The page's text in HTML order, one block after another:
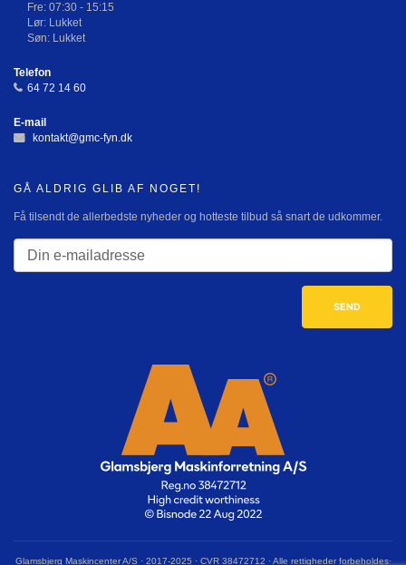
Fre: 07:30 - 15:15
Lør: Lukket
Søn: Lukket
Telefon
64 72 14 60
E-mail
kontakt@gmc-fyn.dk
GÅ ALDRIG GLIB AF NOGET!
Få tilsendt de allerbedste nyheder og hotteste tilbud så snart de udkommer.
Glamsbjerg Maskincenter A/S · 2017-2025 · CVR 38472712 · Alle rettigheder forbeholdes·